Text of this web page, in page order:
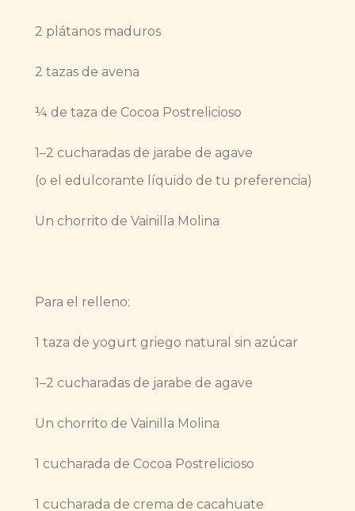
2 plátanos maduros
2 tazas de avena
¼ de taza de Cocoa Postrelicioso
1–2 cucharadas de jarabe de agave
(o el edulcorante líquido de tu preferencia)
Un chorrito de Vainilla Molina
Para el relleno:
1 taza de yogurt griego natural sin azúcar
1–2 cucharadas de jarabe de agave
Un chorrito de Vainilla Molina
1 cucharada de Cocoa Postrelicioso
1 cucharada de crema de cacahuate